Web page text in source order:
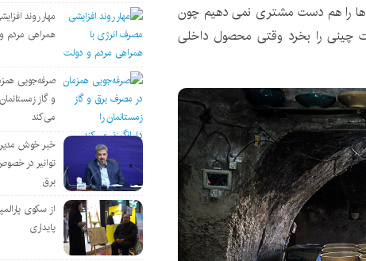
ها را هم دست مشتری نمی دهیم چون
چینی را بخرد وقتی محصول داخلی
مهار روند
همراهی مردم
صرفه‌جویی
و گاز
می‌کند
خبر خوش
توانیر در
برق
از سکوی
پایداری